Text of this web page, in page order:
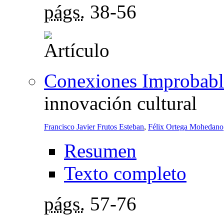
págs. 38-56
Conexiones
innovación cultural
Francisco Javier Frutos Esteban, Félix Ortega Mohedano
Resumen
Texto completo
págs. 57-76